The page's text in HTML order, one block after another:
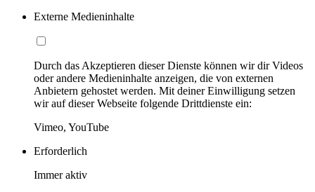
Externe Medieninhalte
Durch das Akzeptieren dieser Dienste können wir dir Videos
oder andere Medieninhalte anzeigen, die von externen
Anbietern gehostet werden. Mit deiner Einwilligung setzen
wir auf dieser Webseite folgende Drittdienste ein:
Vimeo, YouTube
Erforderlich
Immer aktiv